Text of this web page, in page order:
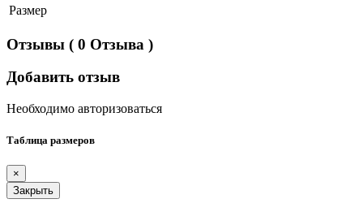
Размер
Отзывы ( 0 Отзыва )
Добавить отзыв
Необходимо авторизоваться
Таблица размеров
×
Закрыть